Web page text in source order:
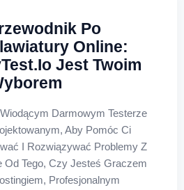
Po
Online:
Jest Twoim
Darmowym Testerze
Aby Pomóc Ci
I Rozwiązywać Problemy Z
Od Tego, Czy Jesteś Graczem
Profesjonalnym